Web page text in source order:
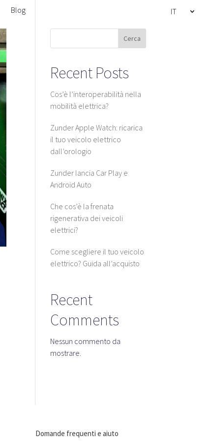
Blog IT
Cerca
Recent Posts
Cos’è l’interoperabilità nella
mobilità elettrica?
Zunder Apple Watch: ricarica
il tuo veicolo elettrico
dall’orologio
Zunder lancia Car Play e
Android Auto
Che cos’è la frenata
rigenerativa dei veicoli
elettrici?
Come scegliere il tuo veicolo
elettrico? Guida all’acquisto
Recent
Comments
Nessun commento da
mostrare.
Domande frequenti e aiuto